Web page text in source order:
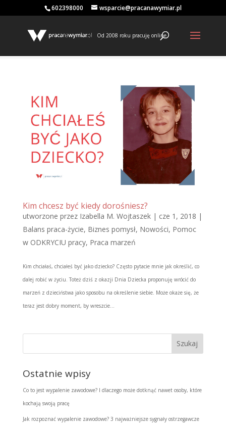
602398000 wsparcie@pracanawymiar.pl
Od 2008 roku pracuję online
Kim chcesz być kiedy dorośniesz?
utworzone przez Izabella M. Wojtaszek| cze 1, 2018 |
Balans praca-życie, Biznes pomysł, Nowości, Pomoc
w ODKRYCIU pracy, Praca marzeń
Kim chciałaś, chciałeś być jako dziecko? Często pytacie mnie jak określić, co
dalej robić w życiu. Toteż dziś z okazji Dnia Dziecka proponuję wrócić do
marzeń z dzieciństwa jako sposobu na określenie siebie. Może okaże się, że
teraz jest dobry moment, by wreszcie...
Ostatnie wpisy
Co to jest wypalenie zawodowe? I dlaczego może dotknąć nawet osoby, które
kochają swoją pracę
Jak rozpoznać wypalenie zawodowe? 3 najważniejsze sygnały ostrzegawcze